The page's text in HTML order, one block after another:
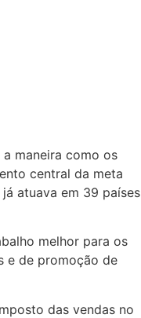
maneira como os
central da meta
atuava em 39 países
melhor para os
e de promoção de
das vendas no